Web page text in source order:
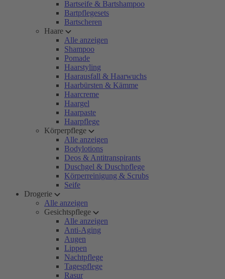
Bartseife & Bartshampoo
Bartpflegesets
Bartscheren
Haare
Alle anzeigen
Shampoo
Pomade
Haarstyling
Haarausfall & Haarwuchs
Haarbürsten & Kämme
Haarcreme
Haargel
Haarpaste
Haarpflege
Körperpflege
Alle anzeigen
Bodylotions
Deos & Antitranspirants
Duschgel & Duschpflege
Körperreinigung & Scrubs
Seife
Drogerie
Alle anzeigen
Gesichtspflege
Alle anzeigen
Anti-Aging
Augen
Lippen
Nachtpflege
Tagespflege
Rasur